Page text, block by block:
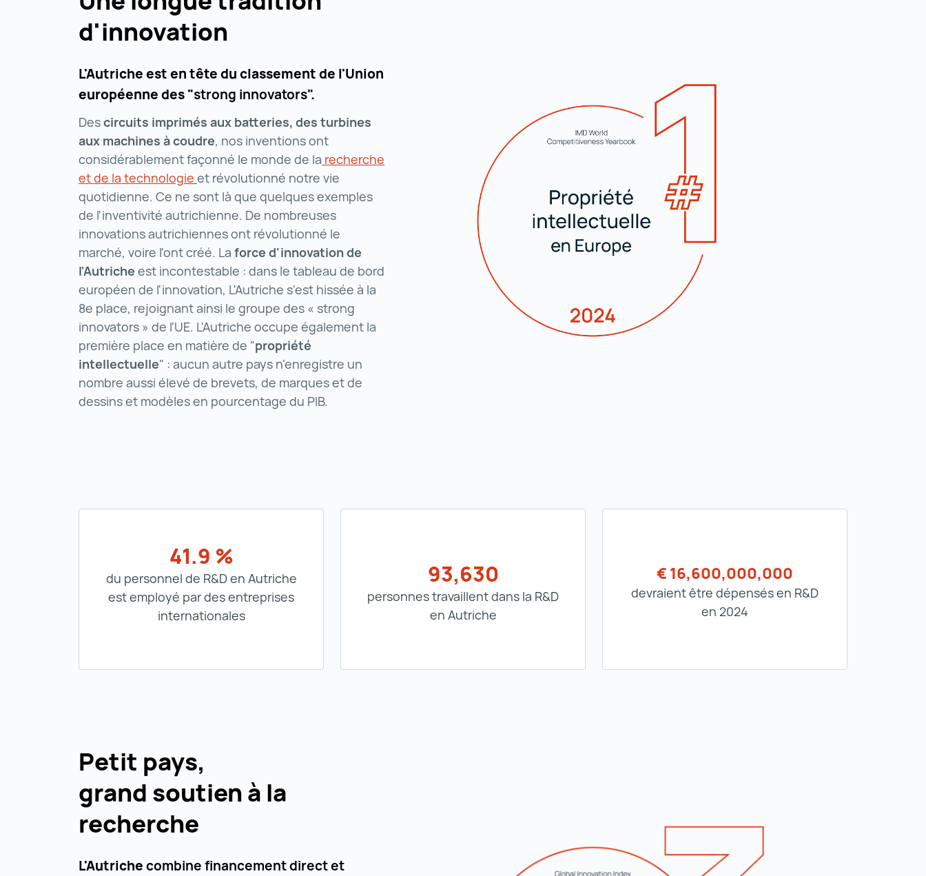
d'innovation
L'Autriche est en tête du classement de l'Union
européenne des "strong innovators".
Descircuits imprimés aux batteries, des turbines
aux machines à coudre, nos inventions ont
considérablement façonné le monde de la recherche
et de la technologie recherche et de la technologie ()
et révolutionné notre vie
quotidienne. Ce ne sont là que quelques exemples
de l'inventivité autrichienne. De nombreuses
innovations autrichiennes ont révolutionné le
marché, voire l'ont créé. La force d'innovation de
l'Autriche est incontestable : dans le tableau de bord
européen de l'innovation, L'Autriche s'est hissée à la
8e place, rejoignant ainsi le groupe des « strong
innovators » de l'UE. L'Autriche occupe également la
première place en matière de "propriété
intellectuelle" : aucun autre pays n'enregistre un
nombre aussi élevé de brevets, de marques et de
dessins et modèles en pourcentage du PIB.
41.9 %
du personnel de R&D en Autriche
est employé par des entreprises
internationales
93,630
personnes travaillent dans la R&D
en Autriche
€ 16,600,000,000
devraient être dépensés en R&D
en 2024
Petit pays,
grand soutien à la
recherche
L'Autrichecombine financement direct et